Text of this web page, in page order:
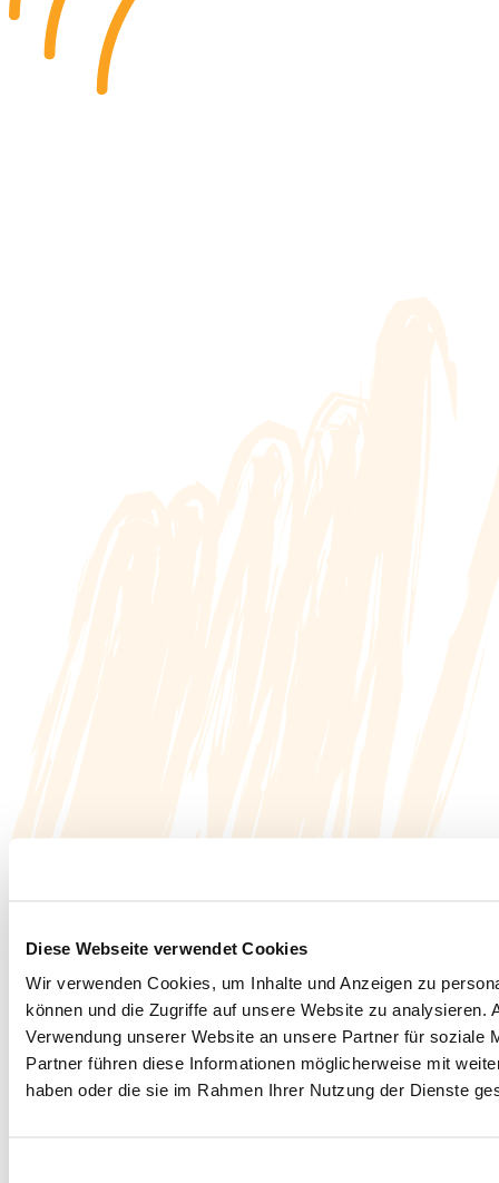
Diese Webseite verwendet Cookies
Wir verwenden Cookies, um Inhalte und Anzeigen zu
können und die Zugriffe auf unsere Website zu analysieren.
Verwendung unserer Website an unsere Partner für soziale
Partner führen diese Informationen möglicherweise mit
haben oder die sie im Rahmen Ihrer Nutzung der Dienste